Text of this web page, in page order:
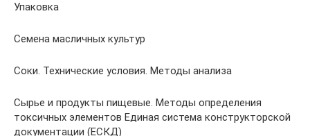
Упаковка
Семена масличных культур
Соки. Технические условия. Методы анализа
Сырье и продукты пищевые. Методы определения
токсичных элементов Единая система конструкторской
документации (ЕСКД)